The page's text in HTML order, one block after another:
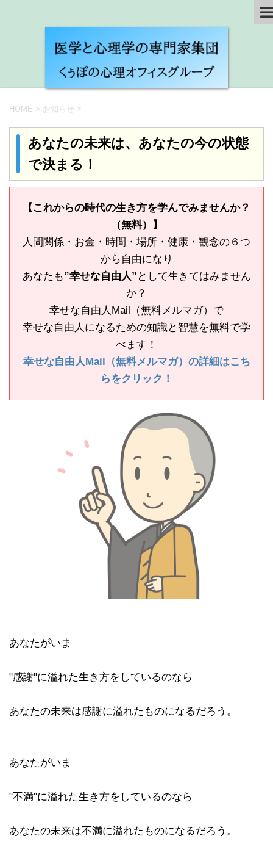
HOME > お知らせ >
あなたの未来は、あなたの今の状態
で決まる！
【これからの時代の生き方を学んでみませんか？
（無料）】
人間関係・お金・時間・場所・健康・観念の６つ
から自由になり
あなたも”幸せな自由人” として生きてはみません
か？
幸せな自由人Mail（無料メルマガ）で
幸せな自由人になるための知識と智慧を無料で学
べます！
幸せな自由人Mail（無料メルマガ）の詳細はこち
らをクリック！
あなたがいま
"感謝"に溢れた生き方をしているのなら
あなたの未来は感謝に溢れたものになるだろう。
あなたがいま
"不満"に溢れた生き方をしているのなら
あなたの未来は不満に溢れたものになるだろう。